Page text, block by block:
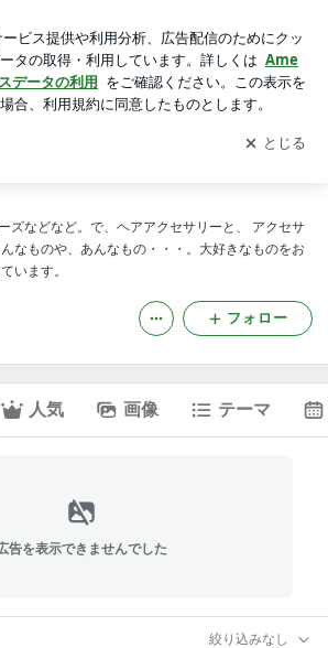
ドして ブログの更新通知
を受け取りまし
開く
ズなどなど。で、ヘアアクセサリーと、 アクセサ
なものや、あんなもの・・・。大好きなものをお
います。
フォロー
人気 画像 テーマ
告を表示できませんでした
絞り込みなし